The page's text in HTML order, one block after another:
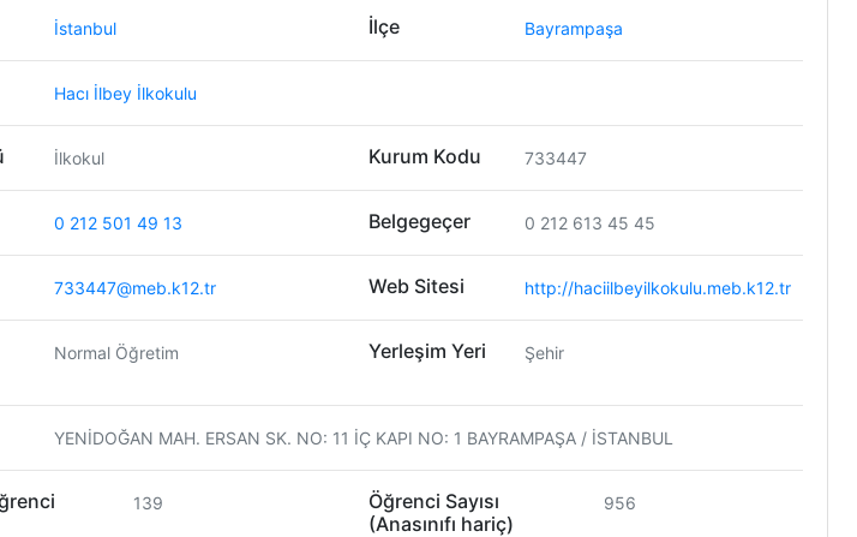
İstanbul İlçe Bayrampaşa
Hacı İlbey İlkokulu
İlkokul Kurum Kodu 733447
0 212 501 49 13 Belgegeçer 0 212 613 45 45
733447@meb.k12.tr Web Sitesi http://haciilbeyilkokulu.meb.k12.tr
Normal Öğretim Yerleşim Yeri Şehir
YENİDOĞAN MAH. ERSAN SK. NO: 11 İÇ KAPI NO: 1 BAYRAMPAŞA / İSTANBUL
139
Öğrenci Sayısı
(Anasınıfı hariç)
956